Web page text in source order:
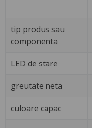
tip produs sau
componenta
LED de stare
greutate neta
culoare capac